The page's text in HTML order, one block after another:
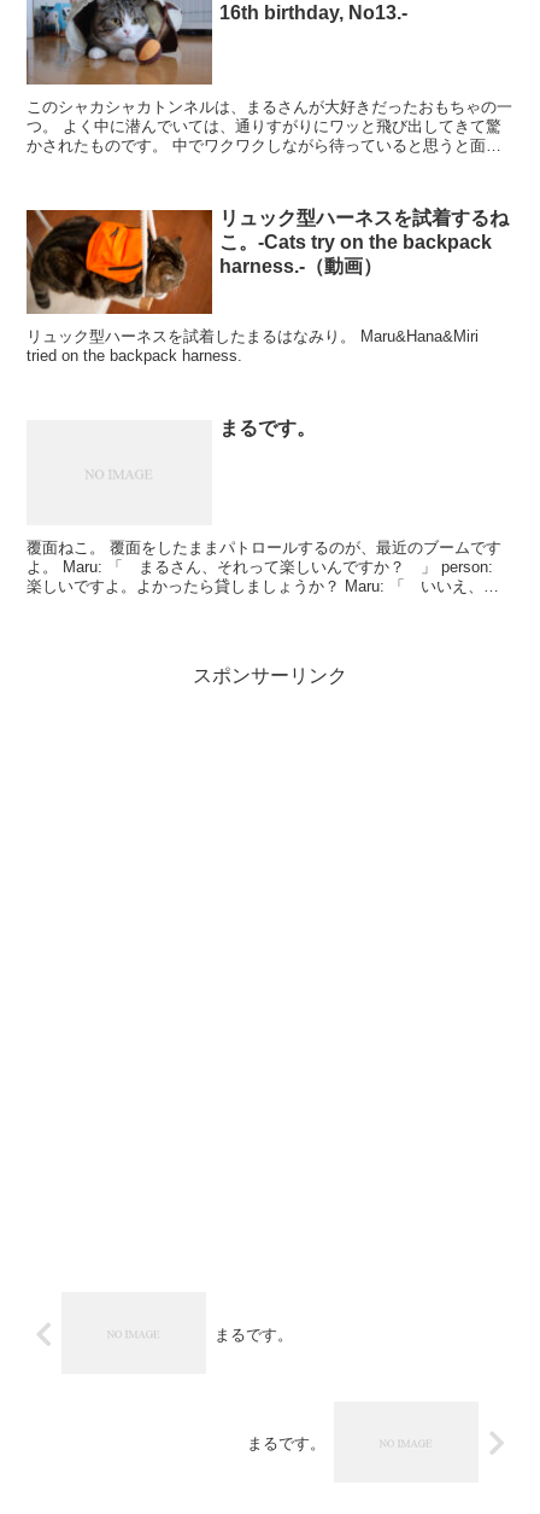
16th birthday, No13.-
このシャカシャカトンネルは、まるさんが大好きだったおもちゃの一
つ。 よく中に潜んでいては、通りすがりにワッと飛び出してきて驚
かされたものです。 中でワクワクしながら待っていると思うと面白
リュック型ハーネスを試着するね
こ。-Cats try on the backpack
harness.-（動画）
リュック型ハーネスを試着したまるはなみり。 Maru&Hana&Miri
tried on the backpack harness.
まるです。
覆面ねこ。 覆面をしたままパトロールするのが、最近のブームです
よ。 Maru: 「 まるさん、それって楽しいんですか？ 」 person:
楽しいですよ。よかったら貸しましょうか？ Maru: 「 いいえ、結
スポンサーリンク
まるです。
まるです。